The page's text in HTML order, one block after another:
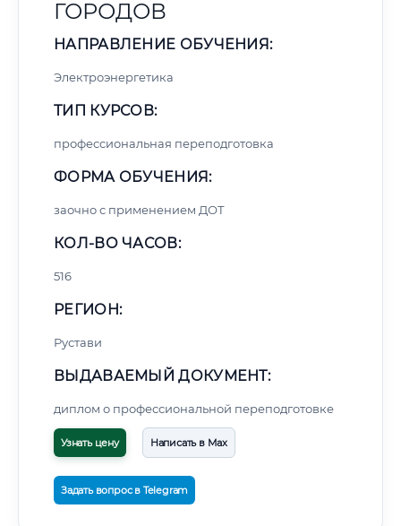
ГОРОДОВ
НАПРАВЛЕНИЕ ОБУЧЕНИЯ:
Электроэнергетика
ТИП КУРСОВ:
профессиональная переподготовка
ФОРМА ОБУЧЕНИЯ:
заочно с применением ДОТ
КОЛ-ВО ЧАСОВ:
516
РЕГИОН:
Рустави
ВЫДАВАЕМЫЙ ДОКУМЕНТ:
диплом о профессиональной переподготовке
Узнать цену Написать в Max
Задать вопрос в Telegram